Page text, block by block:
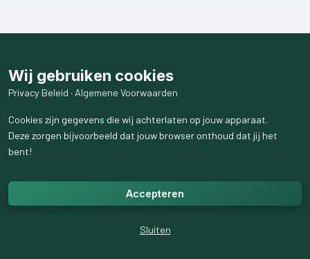
Wij gebruiken cookies
Privacy Beleid · Algemene Voorwaarden
Cookies zijn gegevens die wij achterlaten op jouw apparaat.
Deze zorgen bijvoorbeeld dat jouw browser onthoud dat jij het
bent!
Accepteren
Sluiten